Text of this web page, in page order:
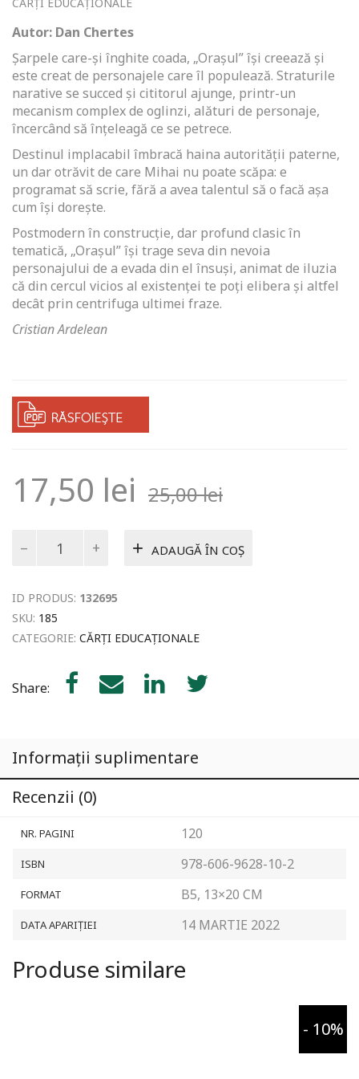
CĂRȚI EDUCAȚIONALE
Autor: Dan Chertes
Șarpele care-și înghite coada, „Orașul” își creează și
este creat de personajele care îl populează. Straturile
narative se succed și cititorul ajunge, printr-un
mecanism complex de oglinzi, alături de personaje,
încercând să înțeleagă ce se petrece.
Destinul implacabil îmbracă haina autorității paterne,
un dar otrăvit de care Mihai nu poate scăpa: e
programat să scrie, fără a avea talentul să o facă așa
cum își dorește.
Postmodern în construcție, dar profund clasic în
tematică, „Orașul” își trage seva din nevoia
personajului de a evada din el însuși, animat de iluzia
că din cercul vicios al existenței te poți elibera și altfel
decât prin centrifuga ultimei fraze.
Cristian Ardelean
25,00lei
17,50 lei
Orașul
ADAUGĂ ÎN COȘ
ID PRODUS: 132695
SKU: 185
CATEGORIE: CĂRȚI EDUCAȚIONALE
Share:
Informații suplimentare
Recenzii (0)
NR. PAGINI 120
ISBN 978-606-9628-10-2
FORMAT B5, 13×20 CM
DATA APARIȚIEI 14 MARTIE 2022
Produse similare
- 10%